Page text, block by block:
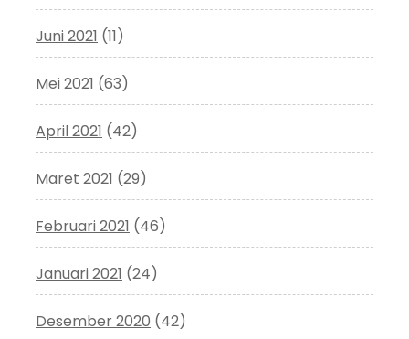
Juni 2021 (11)
Mei 2021 (63)
April 2021 (42)
Maret 2021 (29)
Februari 2021 (46)
Januari 2021 (24)
Desember 2020 (42)